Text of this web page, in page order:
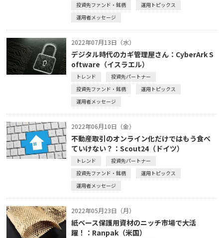
投資先ファンド・銘柄
運用トピックス
運用者メッセージ
2022年07月13日（水）
デジタル時代のカギ管理屋さん：CyberArk S
oftware（イスラエル）
トレンド
投資先パートナー
投資先ファンド・銘柄
運用トピックス
運用者メッセージ
2022年06月10日（金）
不動産取引のオンライン化だけではもう食べ
ていけない？：Scout24（ドイツ）
トレンド
投資先パートナー
投資先ファンド・銘柄
運用トピックス
運用者メッセージ
2022年05月23日（月）
紙ベース保護用資材のニッチ市場で大活
躍！：Ranpak（米国）